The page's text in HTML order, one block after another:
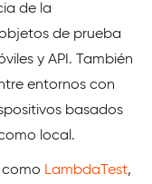
de la
de prueba
y API. También
entornos con
basados
local.
como LambdaTest,